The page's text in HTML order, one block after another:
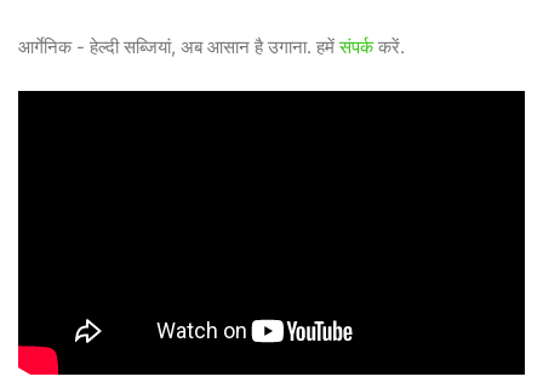
आर्गेनिक - हेल्दी सब्जियां, अब आसान है उगाना. हमेंसंपर्ककरें.